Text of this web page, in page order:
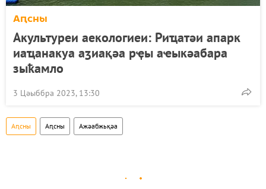
Аԥсны
Акультуреи аекологиеи: Риҵатәи апарк
иаҵанакуа аӡиақәа рҿы аҽыкәабара
зыҟамло
3 Цәыббра 2023, 13:30
Аԥсны Аԥсны Ажәабжьқәа